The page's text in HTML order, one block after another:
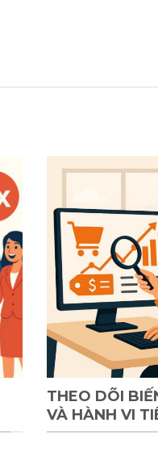
THEO DÕI
VÀ HÀNH VI